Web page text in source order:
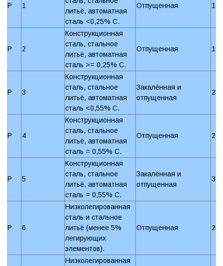
P 1
литьё, автоматная
сталь <0,25% C.
Отпущенная
P 2
Конструкционная
сталь, стальное
литьё, автоматная
сталь >= 0,25% C.
Отпущенная
P 3
Конструкционная
сталь, стальное
литьё, автоматная
сталь <0,55% C.
Закалённая и
отпущенная
P 4
Конструкционная
сталь, стальное
литьё, автоматная
сталь = 0,55% C.
Отпущенная
P 5
Конструкционная
сталь, стальное
литьё, автоматная
сталь = 0,55% C.
Закалённая и
отпущенная
P 6
Низколегированная
сталь и стальное
литьё (менее 5%
легирующих
элементов).
Отпущенная
Низколегированная